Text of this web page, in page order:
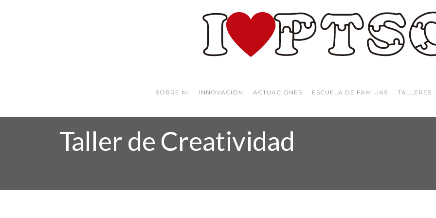
SOBRE MI INNOVACIÓN ACTUACIONES ESCUELA DE FAMILIAS TALLERES
Taller de Creatividad